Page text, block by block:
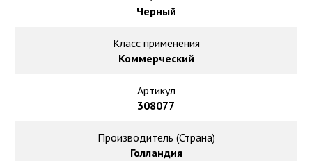
Ковролин оптом
Черный
Класс применения
Коммерческий
Артикул
308077
Производитель (Страна)
Голландия